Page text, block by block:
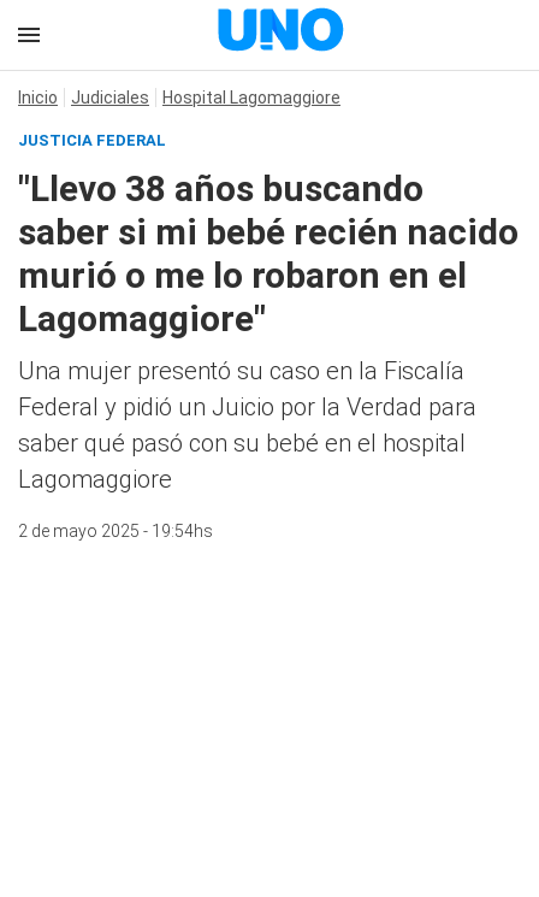
Inicio Judiciales Hospital Lagomaggiore
JUSTICIA FEDERAL
"Llevo 38 años buscando
saber si mi bebé recién nacido
murió o me lo robaron en el
Lagomaggiore"
Una mujer presentó su caso en la Fiscalía
Federal y pidió un Juicio por la Verdad para
saber qué pasó con su bebé en el hospital
Lagomaggiore
2 de mayo 2025 - 19:54hs